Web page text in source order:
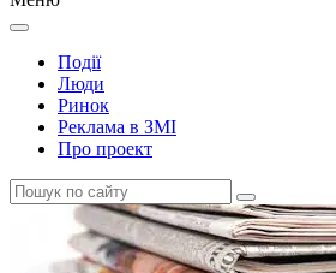
Події
Люди
Ринок
Реклама в ЗМІ
Про проект